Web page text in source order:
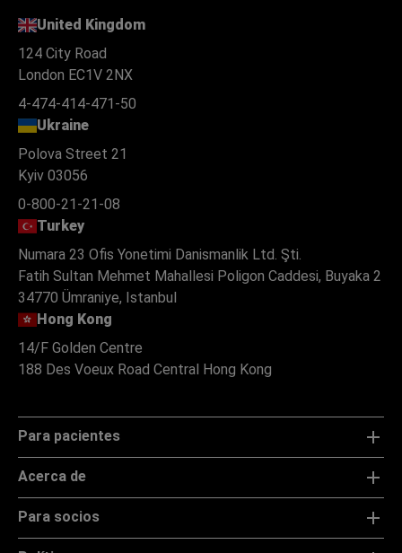
United Kingdom
124 City Road
London EC1V 2NX
4-474-414-471-50
Ukraine
Polova Street 21
Kyiv 03056
0-800-21-21-08
Turkey
Numara 23 Ofis Yonetimi Danismanlik Ltd. Şti.
Fatih Sultan Mehmet Mahallesi Poligon Caddesi, Buyaka 2
34770 Ümraniye, Istanbul
Hong Kong
14/F Golden Centre
188 Des Voeux Road Central Hong Kong
Para pacientes
Acerca de
Para socios